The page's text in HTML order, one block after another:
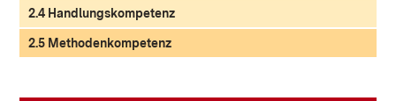
2.4 Handlungskompetenz
2.5 Methodenkompetenz